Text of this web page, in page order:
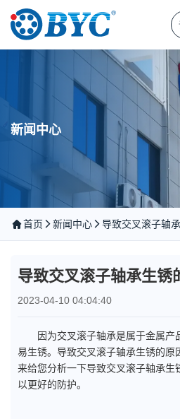
新闻中心
首页 新闻中心 导致交叉滚子轴
导致交叉滚子轴承生锈
2023-04-10 04:04:40
因为交叉滚子轴承是属于金属产
易生锈。导致交叉滚子轴承生锈的原
来给您分析一下导致交叉滚子轴承生
以更好的防护。